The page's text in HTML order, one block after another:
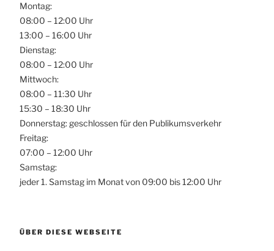
Montag:
08:00 – 12:00 Uhr
13:00 – 16:00 Uhr
Dienstag:
08:00 – 12:00 Uhr
Mittwoch:
08:00 – 11:30 Uhr
15:30 – 18:30 Uhr
Donnerstag: geschlossen für den Publikumsverkehr
Freitag:
07:00 – 12:00 Uhr
Samstag:
jeder 1. Samstag im Monat von 09:00 bis 12:00 Uhr
ÜBER DIESE WEBSEITE